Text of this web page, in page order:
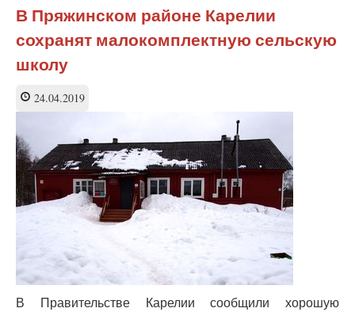
сохранения
сельской
школы
суд
В Пряжинском районе Карелии
сохранят малокомплектную сельскую
школу
24.04.2019
В Правительстве Карелии сообщили хорошую